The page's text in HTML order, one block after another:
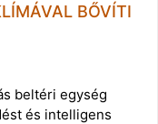
BŐVÍTI
beltéri egység
és intelligens